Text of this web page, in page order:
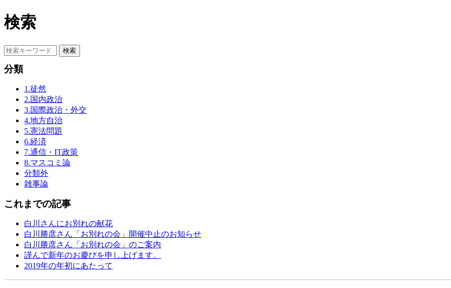
検索
分類
1.徒然
2.国内政治
3.国際政治・外交
4.地方自治
5.憲法問題
6.経済
7.通信・IT政策
8.マスコミ論
分類外
雑事論
これまでの記事
白川さんにお別れの献花
白川勝彦さん「お別れの会」開催中止のお知らせ
白川勝彦さん「お別れの会」のご案内
謹んで新年のお慶びを申し上げます。
2019年の年初にあたって